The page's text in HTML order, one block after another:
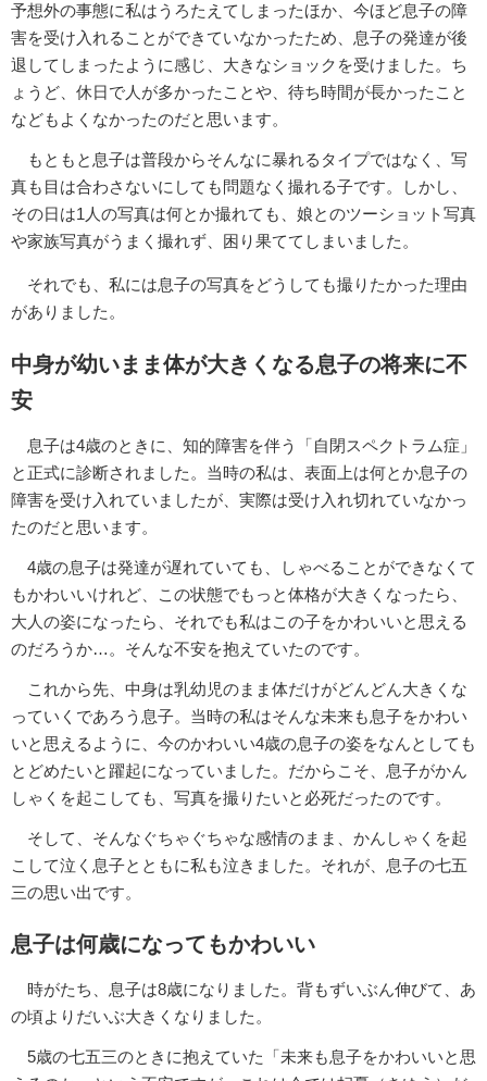
予想外の事態に私はうろたえてしまったほか、今ほど息子の障
害を受け入れることができていなかったため、息子の発達が後
退してしまったように感じ、大きなショックを受けました。ち
ょうど、休日で人が多かったことや、待ち時間が長かったこと
などもよくなかったのだと思います。
もともと息子は普段からそんなに暴れるタイプではなく、写
真も目は合わさないにしても問題なく撮れる子です。しかし、
その日は1人の写真は何とか撮れても、娘とのツーショット写真
や家族写真がうまく撮れず、困り果ててしまいました。
それでも、私には息子の写真をどうしても撮りたかった理由
がありました。
中身が幼いまま体が大きくなる息子の将来に不
安
息子は4歳のときに、知的障害を伴う「自閉スペクトラム症」
と正式に診断されました。当時の私は、表面上は何とか息子の
障害を受け入れていましたが、実際は受け入れ切れていなかっ
たのだと思います。
4歳の息子は発達が遅れていても、しゃべることができなくて
もかわいいけれど、この状態でもっと体格が大きくなったら、
大人の姿になったら、それでも私はこの子をかわいいと思える
のだろうか…。そんな不安を抱えていたのです。
これから先、中身は乳幼児のまま体だけがどんどん大きくな
っていくであろう息子。当時の私はそんな未来も息子をかわい
いと思えるように、今のかわいい4歳の息子の姿をなんとしても
とどめたいと躍起になっていました。だからこそ、息子がかん
しゃくを起こしても、写真を撮りたいと必死だったのです。
そして、そんなぐちゃぐちゃな感情のまま、かんしゃくを起
こして泣く息子とともに私も泣きました。それが、息子の七五
三の思い出です。
息子は何歳になってもかわいい
時がたち、息子は8歳になりました。背もずいぶん伸びて、あ
の頃よりだいぶ大きくなりました。
5歳の七五三のときに抱えていた「未来も息子をかわいいと思